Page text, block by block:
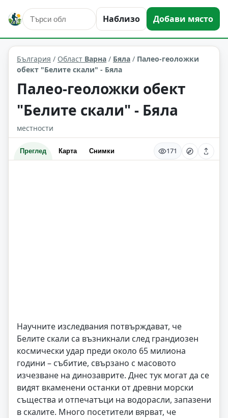
Наблизо Добави място
природни забележителности Бяла Област: Варна
България / Област Варна / Бяла / Палео-геоложки
обект "Белите скали" - Бяла
Палео-геоложки обект
"Белите скали" - Бяла
местности
Преглед Карта Снимки 171
Научните изследвания потвърждават, че
Белите скали са възникнали след грандиозен
космически удар преди около 65 милиона
години – събитие, свързано с масовото
изчезване на динозаврите. Днес тук могат да се
видят вкаменени останки от древни морски
същества и отпечатъци на водорасли, запазени
в скалите. Много посетители вярват, че